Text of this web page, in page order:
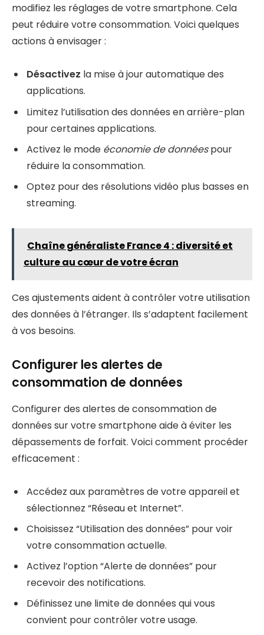
modifiez les réglages de votre smartphone. Cela
peut réduire votre consommation. Voici quelques
actions à envisager :
Désactivez la mise à jour automatique des
applications.
Limitez l’utilisation des données en arrière-plan
pour certaines applications.
Activez le mode économie de donnéespour
réduire la consommation.
Optez pour des résolutions vidéo plus basses en
streaming.
Chaîne généraliste France 4 : diversité et
culture au cœur de votre écran
Ces ajustements aident à contrôler votre utilisation
des données à l’étranger. Ils s’adaptent facilement
à vos besoins.
Configurer les alertes de
consommation de données
Configurer des alertes de consommation de
données sur votre smartphone aide à éviter les
dépassements de forfait. Voici comment procéder
efficacement :
Accédez aux paramètres de votre appareil et
sélectionnez “Réseau et Internet”.
Choisissez “Utilisation des données” pour voir
votre consommation actuelle.
Activez l’option “Alerte de données” pour
recevoir des notifications.
Définissez une limite de données qui vous
convient pour contrôler votre usage.